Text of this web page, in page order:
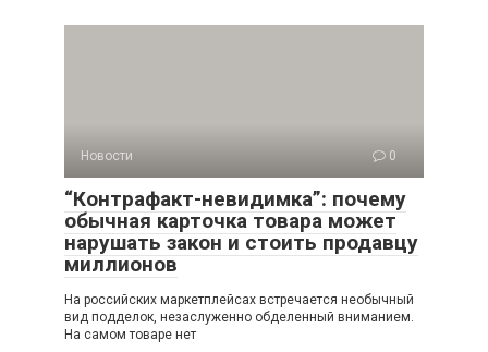
Новости 0
“Контрафакт-невидимка”: почему
обычная карточка товара может
нарушать закон и стоить продавцу
миллионов
На российских маркетплейсах встречается необычный
вид подделок, незаслуженно обделенный вниманием.
На самом товаре нет